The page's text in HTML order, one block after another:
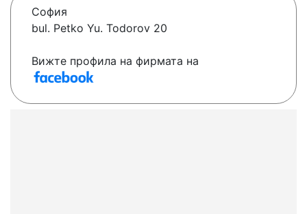
София
bul. Petko Yu. Todorov 20
Вижте профила на фирмата на